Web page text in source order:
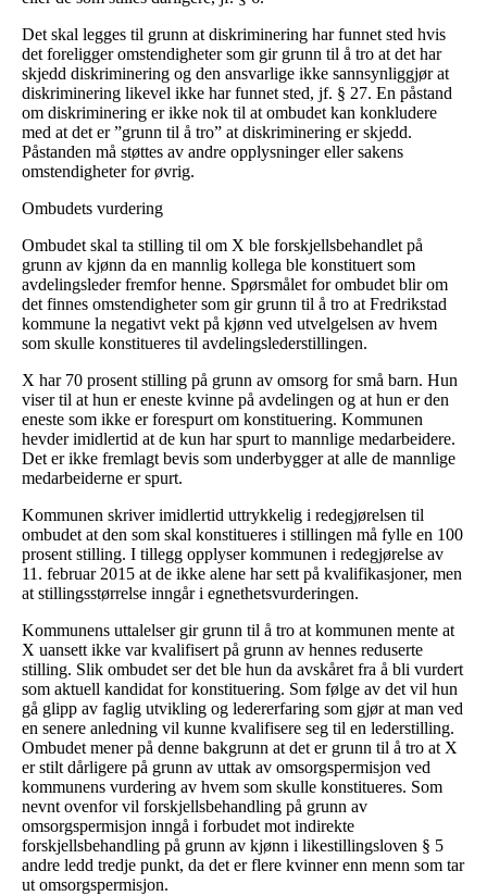
Det skal legges til grunn at diskriminering har funnet sted hvis
det foreligger omstendigheter som gir grunn til å tro at det har
skjedd diskriminering og den ansvarlige ikke sannsynliggjør at
diskriminering likevel ikke har funnet sted, jf. § 27. En påstand
om diskriminering er ikke nok til at ombudet kan konkludere
med at det er ”grunn til å tro” at diskriminering er skjedd.
Påstanden må støttes av andre opplysninger eller sakens
omstendigheter for øvrig.
Ombudets vurdering
Ombudet skal ta stilling til om X ble forskjellsbehandlet på
grunn av kjønn da en mannlig kollega ble konstituert som
avdelingsleder fremfor henne. Spørsmålet for ombudet blir om
det finnes omstendigheter som gir grunn til å tro at Fredrikstad
kommune la negativt vekt på kjønn ved utvelgelsen av hvem
som skulle konstitueres til avdelingslederstillingen.
X har 70 prosent stilling på grunn av omsorg for små barn. Hun
viser til at hun er eneste kvinne på avdelingen og at hun er den
eneste som ikke er forespurt om konstituering. Kommunen
hevder imidlertid at de kun har spurt to mannlige medarbeidere.
Det er ikke fremlagt bevis som underbygger at alle de mannlige
medarbeiderne er spurt.
Kommunen skriver imidlertid uttrykkelig i redegjørelsen til
ombudet at den som skal konstitueres i stillingen må fylle en 100
prosent stilling. I tillegg opplyser kommunen i redegjørelse av
11. februar 2015 at de ikke alene har sett på kvalifikasjoner, men
at stillingsstørrelse inngår i egnethetsvurderingen.
Kommunens uttalelser gir grunn til å tro at kommunen mente at
X uansett ikke var kvalifisert på grunn av hennes reduserte
stilling. Slik ombudet ser det ble hun da avskåret fra å bli vurdert
som aktuell kandidat for konstituering. Som følge av det vil hun
gå glipp av faglig utvikling og ledererfaring som gjør at man ved
en senere anledning vil kunne kvalifisere seg til en lederstilling.
Ombudet mener på denne bakgrunn at det er grunn til å tro at X
er stilt dårligere på grunn av uttak av omsorgspermisjon ved
kommunens vurdering av hvem som skulle konstitueres. Som
nevnt ovenfor vil forskjellsbehandling på grunn av
omsorgspermisjon inngå i forbudet mot indirekte
forskjellsbehandling på grunn av kjønn i likestillingsloven § 5
andre ledd tredje punkt, da det er flere kvinner enn menn som tar
ut omsorgspermisjon.